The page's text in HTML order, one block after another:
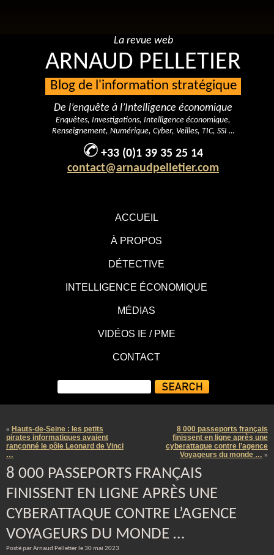
ACCUEIL
À PROPOS
DÉTECTIVE
INTELLIGENCE ÉCONOMIQUE
MÉDIAS
VIDÉOS IE / PME
CONTACT
La revue web
ARNAUD PELLETIER
Blog de l'information stratégique
De l’enquête à l’Intelligence économique
Enquêtes, Investigations, Intelligence économique,
Renseignement, Numérique, Cyber, Veilles, TIC, SSI …
+33 (0)1 39 35 25 14
contact@arnaudpelletier.com
« Hauts-de-Seine : les petits
pirates informatiques avaient
rançonné le pôle Leonard de Vinci
…
8 000 passeports français
finissent en ligne après une
cyberattaque contre l’agence
Voyageurs du monde … »
8 000 PASSEPORTS FRANÇAIS
FINISSENT EN LIGNE APRÈS UNE
CYBERATTAQUE CONTRE L’AGENCE
VOYAGEURS DU MONDE …
Posté par Arnaud Pelletier le 30 mai 2023